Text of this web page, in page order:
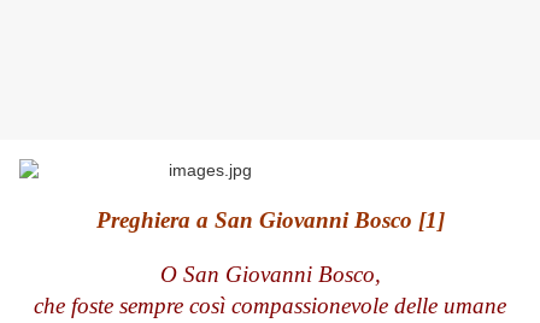
Preghiera a San Giovanni Bosco [1]
O San Giovanni Bosco,
che foste sempre così compassionevole delle umane